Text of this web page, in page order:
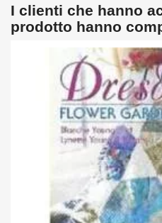
I clienti che hanno
prodotto hanno